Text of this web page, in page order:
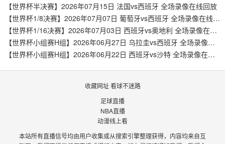
【世界杯半决赛】2026年07月15日 法国vs西班牙 全场录像在线回放
【世界杯1/8决赛】2026年07月07日 葡萄牙vs西班牙 全场录像在线回放
【世界杯1/16决赛】2026年07月03日 西班牙vs奥地利 全场录像在线回放
【世界杯小组赛H组】2026年06月27日 乌拉圭vs西班牙 全场录像在线回放
【世界杯小组赛H组】2026年06月22日 西班牙vs沙特 全场录像在线回放
收藏网址 看球不迷路
足球直播
NBA直播
动漫线上看
本站所有直播信号均由用户收集或从搜索引擎整理获得，内容均来自互